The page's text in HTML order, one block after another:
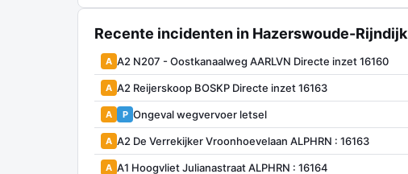
Recente incidenten in Hazerswoude-Rijndijk
A A2 N207 - Oostkanaalweg AARLVN Directe inzet 16160
A A2 Reijerskoop BOSKP Directe inzet 16163
A P Ongeval wegvervoer letsel
A A2 De Verrekijker Vroonhoevelaan ALPHRN : 16163
A A1 Hoogvliet Julianastraat ALPHRN : 16164